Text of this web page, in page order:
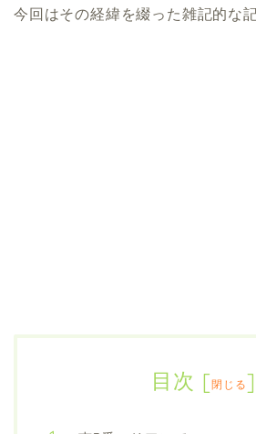
今回はその経緯を綴った雑記的な
目次 [閉じる]